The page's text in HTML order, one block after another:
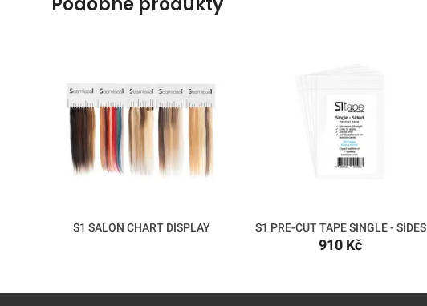
S1 SALON CHART DISPLAY S1 PRE-CUT TAPE SINGLE - SIDES
910 Kč